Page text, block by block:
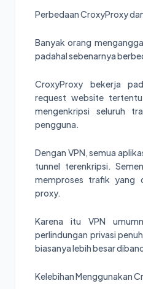
Perbedaan CroxyProxy
Banyak orang
padahal sebenarnya
CroxyProxy bekerja
request website
mengenkripsi seluruh
pengguna.
Dengan VPN, semua
tunnel terenkripsi.
memproses trafik yang
proxy.
Karena itu VPN
perlindungan privasi
biasanya lebih besar
Kelebihan Menggunakan